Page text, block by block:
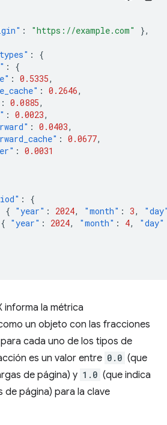
: "https://example.com"
},
:
{
:
{
: 0.5335,
: 0.2646,
: 0.0885,
: 0.0023,
: 0.0403,
: 0.0677,
: 0.0031
:
{
{ "year" : 2024, "month" : 3,
{ "year" : 2024, "month" : 4, "day"
informa la métrica
un objeto con las fracciones
cada uno de los tipos de
es un valor entre 0.0 (que
de página) y 1.0 (que indica
de página) para la clave